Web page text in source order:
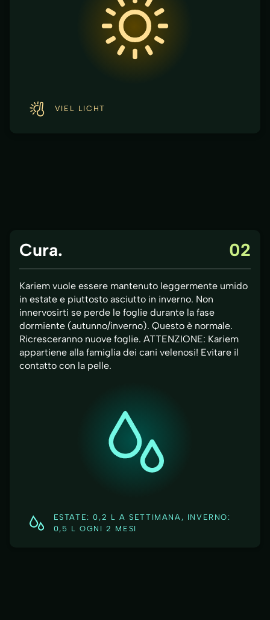
VIEL LICHT
Cura.
Kariem vuole essere mantenuto leggermente umido
in estate e piuttosto asciutto in inverno. Non
innervosirti se perde le foglie durante la fase
dormiente (autunno/inverno). Questo è normale.
Ricresceranno nuove foglie. ATTENZIONE: Kariem
appartiene alla famiglia dei cani velenosi! Evitare il
contatto con la pelle.
02
ESTATE: 0,2 L A SETTIMANA, INVERNO:
0,5 L OGNI 2 MESI